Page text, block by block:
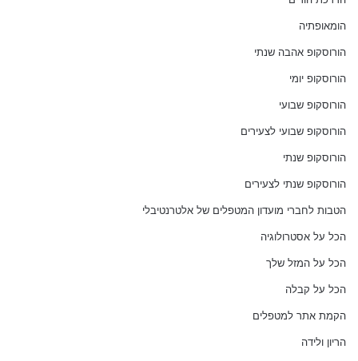
הומאופתיה
הורוסקופ אהבה שנתי
הורוסקופ יומי
הורוסקופ שבועי
הורוסקופ שבועי לצעירים
הורוסקופ שנתי
הורוסקופ שנתי לצעירים
הטבות לחברי מועדון המטפלים של אלטרנטיבלי
הכל על אסטרולוגיה
הכל על המזל שלך
הכל על קבלה
הקמת אתר למטפלים
הריון ולידה